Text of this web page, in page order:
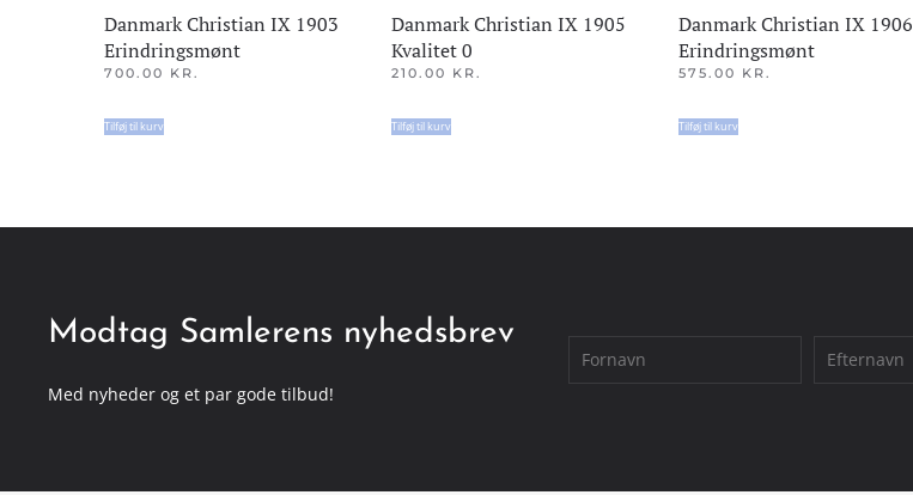
Danmark Christian IX 1903
Erindringsmønt
700.00 KR.
Tilføj til kurv
Danmark Christian IX 1905
Kvalitet 0
210.00 KR.
Tilføj til kurv
Danmark Christian IX 1906
Erindringsmønt
575.00 KR.
Tilføj til kurv
Modtag Samlerens nyhedsbrev
Med nyheder og et par gode tilbud!